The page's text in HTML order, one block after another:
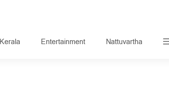
Kerala Entertainment Nattuvartha